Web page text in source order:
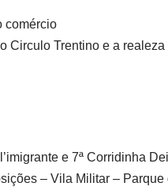
comércio
Circulo Trentino e a
e 7ª Corridinha
– Vila Militar –